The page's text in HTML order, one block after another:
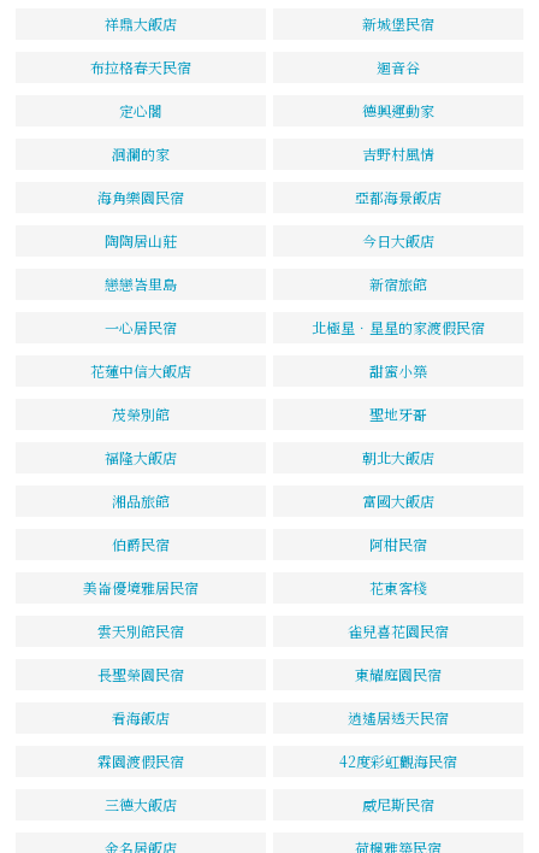
祥鼎大飯店 新城堡民宿
布拉格春天民宿 迴音谷
定心閣 德興運動家
洄瀾的家 吉野村風情
海角樂園民宿 亞都海景飯店
陶陶居山莊 今日大飯店
戀戀峇里島 新宿旅館
一心居民宿 北極星．星星的家渡假民宿
花蓮中信大飯店 甜蜜小築
茂榮別館 聖地牙哥
福隆大飯店 朝北大飯店
湘品旅館 富國大飯店
伯爵民宿 阿柑民宿
美崙優境雅居民宿 花東客棧
雲天別館民宿 雀兒喜花園民宿
長聖榮園民宿 東耀庭園民宿
看海飯店 逍遙居透天民宿
霖園渡假民宿 42度彩虹觀海民宿
三德大飯店 威尼斯民宿
金名居飯店 荷楓雅築民宿